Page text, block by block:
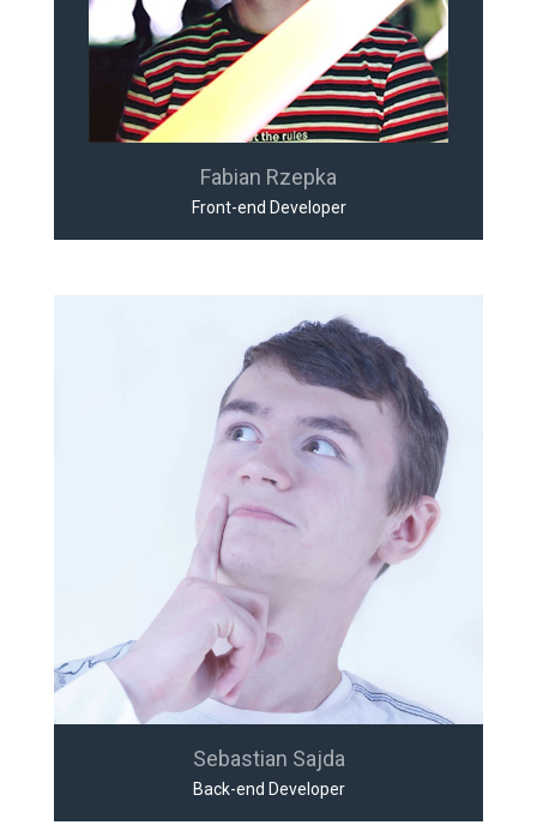
Fabian Rzepka
Front-end Developer
Sebastian Sajda
Back-end Developer